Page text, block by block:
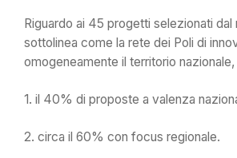
Riguardo ai 45 progetti selezionati dal
sottolinea come la rete dei Poli di
omogeneamente il territorio
1. il 40% di proposte a valenza
2. circa il 60% con focus regionale.